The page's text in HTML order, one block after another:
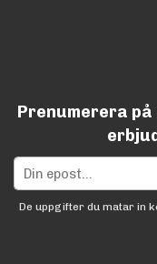
Prenumerera
De uppgifter du matar in